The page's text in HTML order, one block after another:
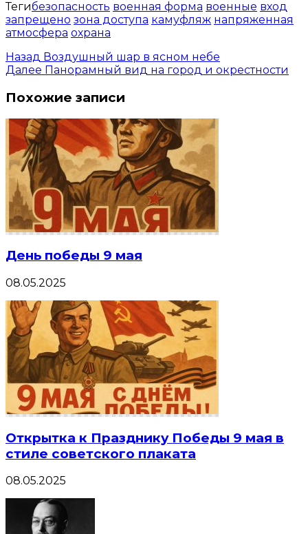
Тегибезопасность военная форма военные вход
запрещено зона доступа камуфляж напряженная
атмосфера охрана
Назад Воздушный шар в ясном небе
Далее Панорамный вид на город и окрестности
Похожие записи
День победы 9 мая
08.05.2025
Открытка к Празднику Победы 9 мая в
стиле советского плаката
08.05.2025